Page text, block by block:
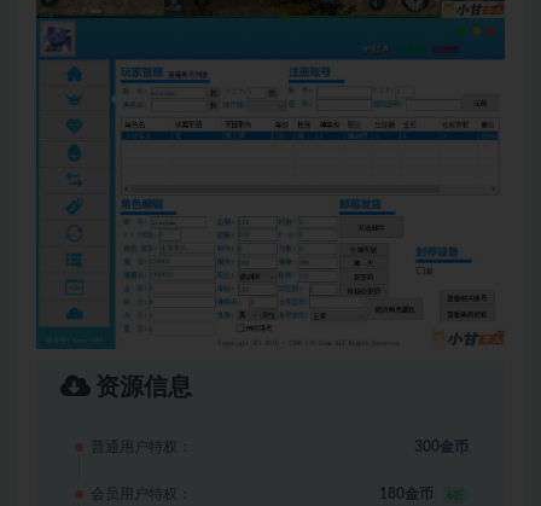
资源信息
普通用户特权： 300金币
会员用户特权： 180金币 6折